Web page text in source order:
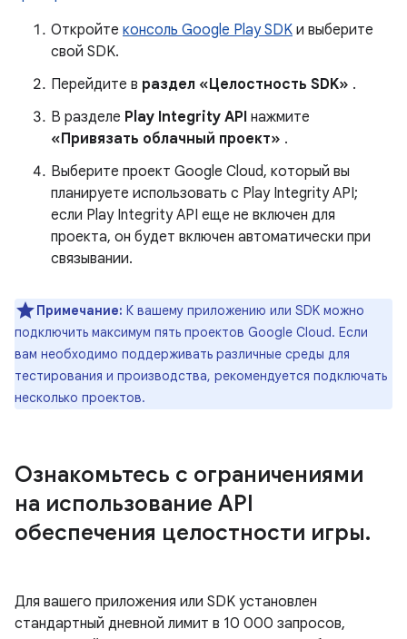
Откройте консоль Google Play SDK и выберите
свой SDK.
Перейдите в раздел «Целостность SDK» .
В разделе Play Integrity API нажмите
«Привязать облачный проект» .
Выберите проект Google Cloud, который вы
планируете использовать с Play Integrity API;
если Play Integrity API еще не включен для
проекта, он будет включен автоматически при
связывании.
Примечание: К вашему приложению или SDK можно
подключить максимум пять проектов Google Cloud. Если
вам необходимо поддерживать различные среды для
тестирования и производства, рекомендуется подключать
несколько проектов.
Ознакомьтесь с ограничениями
на использование API
обеспечения целостности игры.
Для вашего приложения или SDK установлен
стандартный дневной лимит в 10 000 запросов,